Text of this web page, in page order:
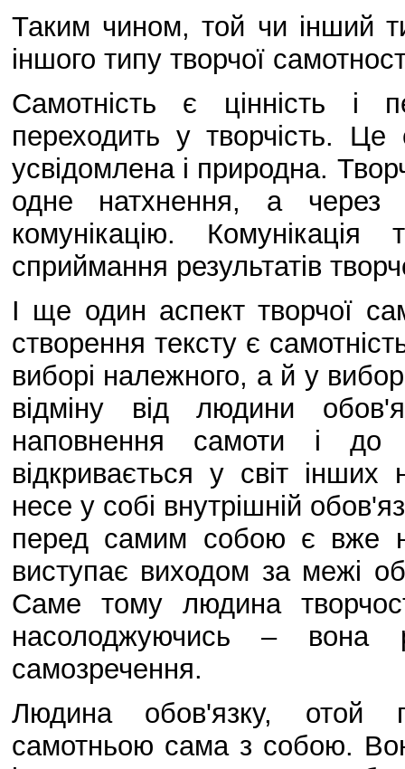
Таким чином, той чи інший
іншого типу творчої
Самотність є цінність і
переходить у творчість. Це
усвідомлена і природна.
одне натхнення, а через
комунікацію.
сприймання результатів
І ще один аспект творчої
створення тексту є
виборі належного, а й у
відміну від людини
наповнення самоти і до
відкривається у світ
несе у собі внутрішній
перед самим собою є вже
виступає виходом за межі
Саме тому людина
насолоджуючись – вона
самозречення.
Людина обов'язку, отой
самотньою сама з собою.